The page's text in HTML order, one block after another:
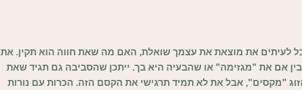
לעיתים את מוצאת את עצמך שואלת, האם מה שאת חווה הוא תקין. את
אם את "מגזימה" או שהבעיה היא בך. ייתכן שהסביבה גם תגיד שאת
"מקסים", אבל את לא תמיד תרגישי את הקסם הזה. הכרות עם נורות